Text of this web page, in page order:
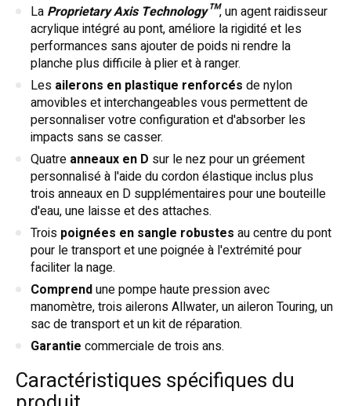
La Proprietary Axis Technology™, un agent raidisseur
acrylique intégré au pont, améliore la rigidité et les
performances sans ajouter de poids ni rendre la
planche plus difficile à plier et à ranger.
Les ailerons en plastique renforcés de nylon
amovibles et interchangeables vous permettent de
personnaliser votre configuration et d'absorber les
impacts sans se casser.
Quatre anneaux en D sur le nez pour un gréement
personnalisé à l'aide du cordon élastique inclus plus
trois anneaux en D supplémentaires pour une bouteille
d'eau, une laisse et des attaches.
Trois poignées en sangle robustes au centre du pont
pour le transport et une poignée à l'extrémité pour
faciliter la nage.
Comprendune pompe haute pression avec
manomètre, trois ailerons Allwater, un aileron Touring, un
sac de transport et un kit de réparation.
Garantie commerciale de trois ans.
Caractéristiques spécifiques du